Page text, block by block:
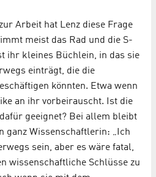
Arbeit hat Lenz diese Frage
meist das Rad und die S-
ihr kleines Büchlein, in das sie
einträgt, die die
könnten. Etwa wenn
an ihr vorbeirauscht. Ist die
geeignet? Bei allem bleibt
ganz Wissenschaftlerin: „Ich
sein, aber es wäre fatal,
wissenschaftliche Schlüsse zu